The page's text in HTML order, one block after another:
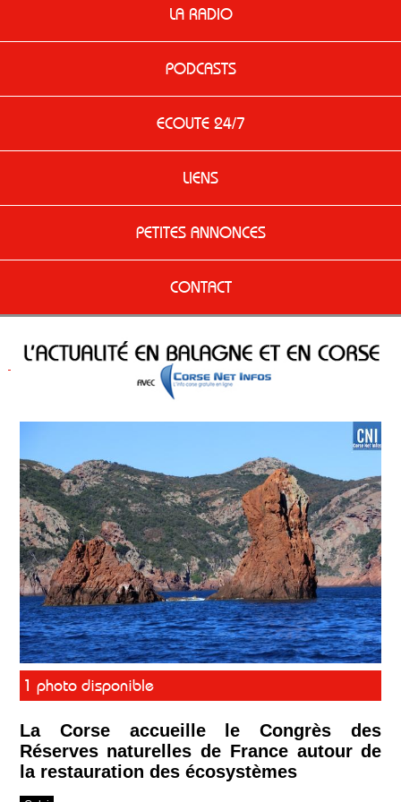
LA RADIO
PODCASTS
ECOUTE 24/7
LIENS
PETITES ANNONCES
CONTACT
1 photo disponible
La Corse accueille le Congrès des
Réserves naturelles de France autour de
la restauration des écosystèmes